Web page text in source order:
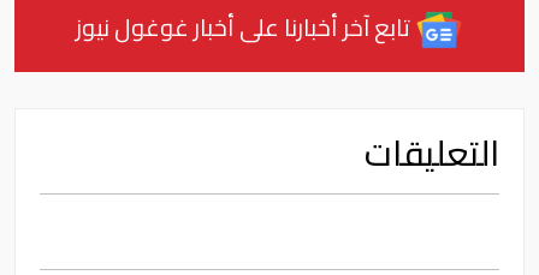
تابع آخر أخبارنا على أخبار غوغول نيوز
التعليقات